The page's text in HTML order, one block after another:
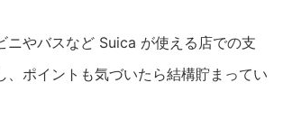
ニやバスなど Suica が使える店での支
、ポイントも気づいたら結構貯まってい